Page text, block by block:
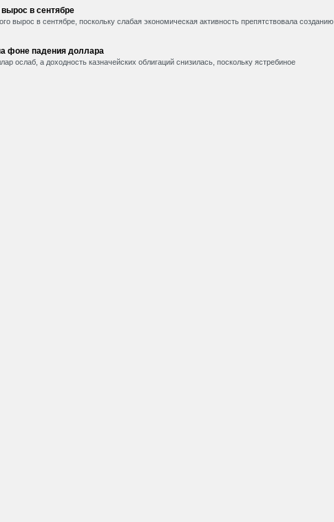
в сентябре
вырос в сентябре, поскольку слабая экономическая активность препятствовала созданию
фоне падения доллара
ослаб, а доходность казначейских облигаций снизилась, поскольку ястребиное